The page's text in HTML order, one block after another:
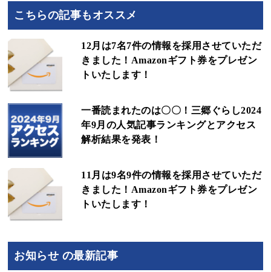
こちらの記事もオススメ
12月は7名7件の情報を採用させていただ
きました！Amazonギフト券をプレゼン
トいたします！
一番読まれたのは〇〇！三郷ぐらし2024
年9月の人気記事ランキングとアクセス
解析結果を発表！
11月は9名9件の情報を採用させていただ
きました！Amazonギフト券をプレゼン
トいたします！
お知らせ の最新記事